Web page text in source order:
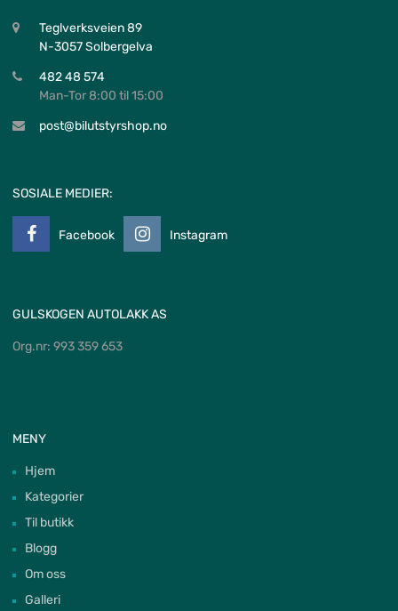
Teglverksveien 89
N-3057 Solbergelva
482 48 574
Man-Tor 8:00 til 15:00
post@bilutstyrshop.no
SOSIALE MEDIER:
Facebook Instagram
GULSKOGEN AUTOLAKK AS
Org.nr: 993 359 653
MENY
Hjem
Kategorier
Til butikk
Blogg
Om oss
Galleri